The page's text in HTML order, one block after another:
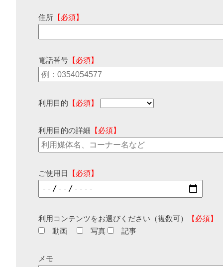
住所 【必須】
電話番号 【必須】
利用目的 【必須】
利用目的の詳細 【必須】
ご使用日 【必須】
利用コンテンツをお選びください（複数可）
【必須】
動画
写真 記事
メモ